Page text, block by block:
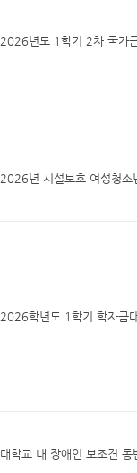
2026년도 1학기 2차 국가
2026년 시설보호 여성청소
2026학년도 1학기 학자금
대학교 내 장애인 보조견 동